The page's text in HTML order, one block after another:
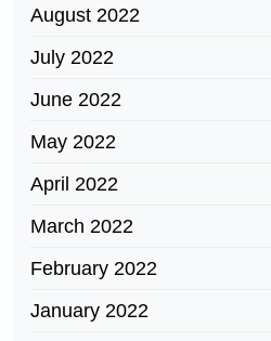
August 2022
July 2022
June 2022
May 2022
April 2022
March 2022
February 2022
January 2022